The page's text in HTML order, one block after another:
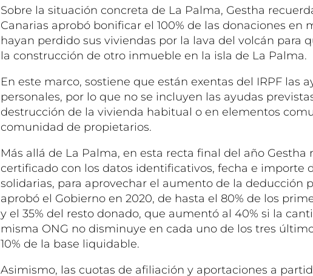
Sobre la situación concreta de La Palma, Gestha
Canarias aprobó bonificar el 100% de las donaciones en
hayan perdido sus viviendas por la lava del volcán para
la construcción de otro inmueble en la isla de La Palma.
En este marco, sostiene que están exentas del IRPF las
personales, por lo que no se incluyen las ayudas
destrucción de la vivienda habitual o en elementos
comunidad de propietarios.
Más allá de La Palma, en esta recta final del año
certificado con los datos identificativos, fecha e importe
solidarias, para aprovechar el aumento de la deducción
aprobó el Gobierno en 2020, de hasta el 80% de los
y el 35% del resto donado, que aumentó al 40% si la
misma ONG no disminuye en cada uno de los tres
10% de la base liquidable.
Asimismo, las cuotas de afiliación y aportaciones a